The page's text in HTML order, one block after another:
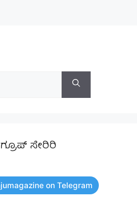
ಸೇರಿರಿ
on Telegram